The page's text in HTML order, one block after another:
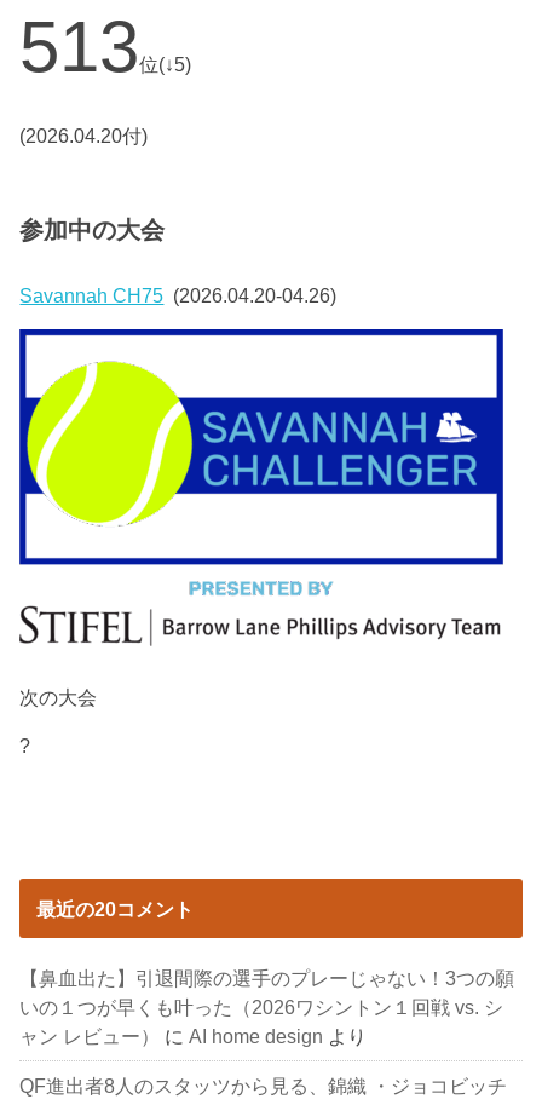
513位(↓5)
(2026.04.20付)
参加中の大会
Savannah CH75 (2026.04.20-04.26)
次の大会
?
最近の20コメント
【鼻血出た】引退間際の選手のプレーじゃない！3つの願
いの１つが早くも叶った（2026ワシントン１回戦 vs. シ
ャン レビュー）
にAI home design より
QF進出者8人のスタッツから見る、錦織 ・ジョコビッチ